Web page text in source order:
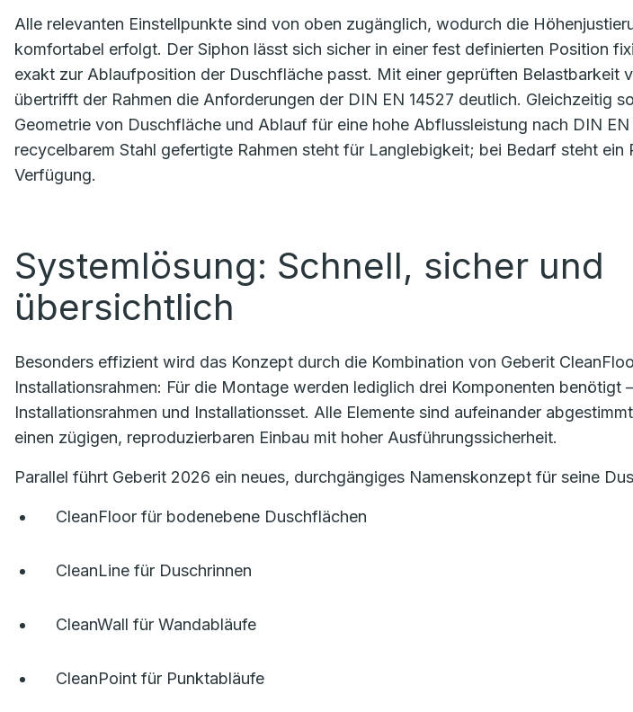
Alle relevanten Einstellpunkte sind von oben zugänglich, wodurch die
komfortabel erfolgt. Der Siphon lässt sich sicher in einer fest definierten Position
exakt zur Ablaufposition der Duschfläche passt. Mit einer geprüften Belastbarkeit
übertrifft der Rahmen die Anforderungen der DIN EN 14527 deutlich. Gleichzeitig
Geometrie von Duschfläche und Ablauf für eine hohe Abflussleistung nach DIN EN
recycelbarem Stahl gefertigte Rahmen steht für Langlebigkeit; bei Bedarf steht ein
Verfügung.
Systemlösung: Schnell, sicher und
übersichtlich
Besonders effizient wird das Konzept durch die Kombination von Geberit
Installationsrahmen: Für die Montage werden lediglich drei Komponenten benötigt
Installationsrahmen und Installationsset. Alle Elemente sind aufeinander
einen zügigen, reproduzierbaren Einbau mit hoher Ausführungssicherheit.
Parallel führt Geberit 2026 ein neues, durchgängiges Namenskonzept für seine
CleanFloor für bodenebene Duschflächen
CleanLine für Duschrinnen
CleanWall für Wandabläufe
CleanPoint für Punktabläufe